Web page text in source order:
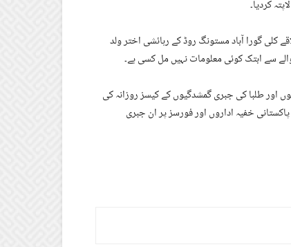
کلی گورا آباد مستونگ روڈ کے رہائشی اختر ولد
سے ابتک کوئی معلومات نہیں مل کسی ہے۔
اور طلبا کی جبری گمشدگیوں کے کیسز روزانہ کی
خفیہ اداروں اور فورسز پر ان جبری